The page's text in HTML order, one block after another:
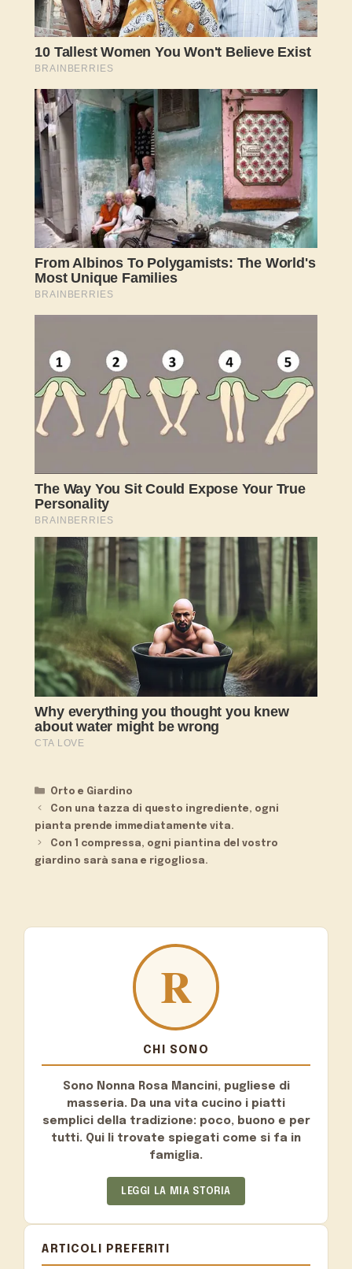
Categorie
Orto e Giardino
Con una tazza di questo ingrediente, ogni
pianta prende immediatamente vita.
Con 1 compressa, ogni piantina del vostro
giardino sarà sana e rigogliosa.
CHI SONO
Sono Nonna Rosa Mancini, pugliese di
masseria. Da una vita cucino i piatti
semplici della tradizione: poco, buono e per
tutti. Qui li trovate spiegati come si fa in
famiglia.
LEGGI LA MIA STORIA
ARTICOLI PREFERITI